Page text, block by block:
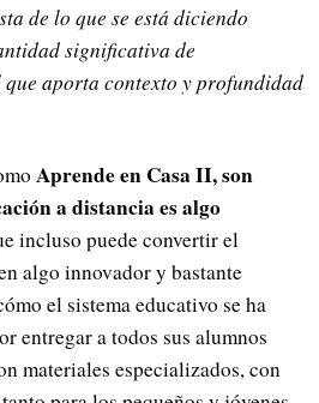
de lo que se está diciendo
significativa de
aporta contexto y profundidad
Aprende en Casa II, son
a distancia es algo
incluso puede convertir el
algo innovador y bastante
el sistema educativo se ha
entregar a todos sus alumnos
materiales especializados, con